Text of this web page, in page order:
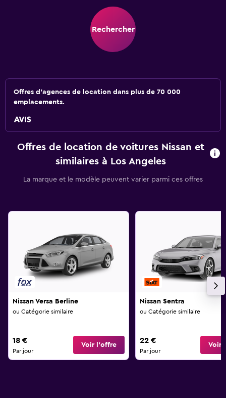
Rechercher
Offres d’agences de location dans plus de 70 000
emplacements.
Offres de location de voitures Nissan et
similaires à Los Angeles
La marque et le modèle peuvent varier parmi ces offres
Nissan Versa Berline
ou Catégorie similaire
18 €
Par jour
Voir l’offre
Nissan Sentra
ou Catégorie similaire
22 €
Par jour
Voir